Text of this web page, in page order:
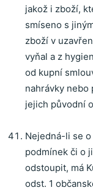
jakož i zboží,
smíseno s
zboží v
vyňal a z
od kupní
nahrávky nebo
jejich původní
Nejedná-li se
podmínek či o
odstoupit, má
odst. 1